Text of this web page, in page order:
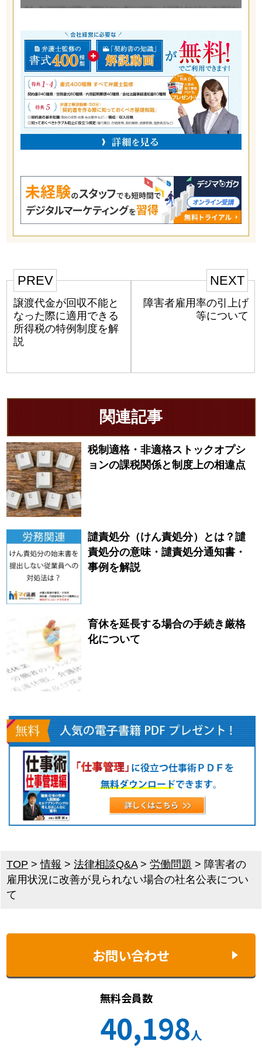
PREV
譲渡代金が回収不能と
なった際に適用できる
所得税の特例制度を解
説
NEXT
障害者雇用率の引上げ
等について
関連記事
税制適格・非適格ストックオプシ
ョンの課税関係と制度上の相違点
譴責処分（けん責処分）とは？譴
責処分の意味・譴責処分通知書・
事例を解説
育休を延長する場合の手続き厳格
化について
TOP >情報 >法律相談Q&A>労働問題 > 障害者の
雇用状況に改善が見られない場合の社名公表につい
て
お問い合わせ
無料会員数
40,198人